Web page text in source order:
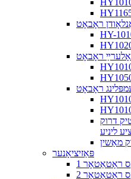
ראָבאָט
HY-
ראָבאָט
ראָבאָט
דרוק
ליניע
מאַשין
פּאַזיציאָנער
ראָטאַטאָר
ראָטאַטאָר